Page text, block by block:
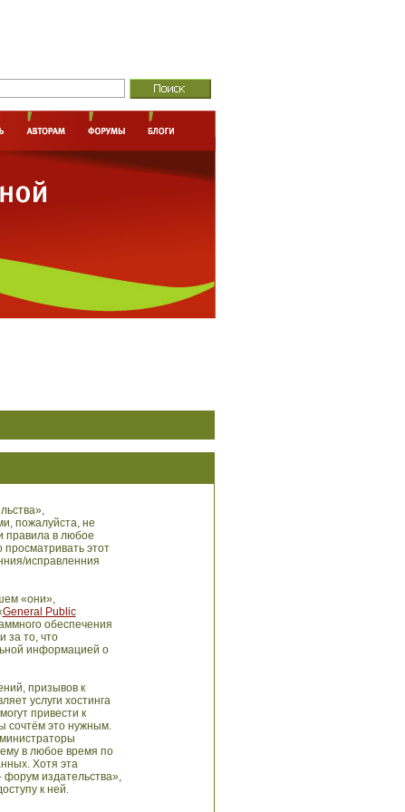
пожалуйста, не
правила в любое
этот
исправленния
«они»,
General Public
обеспечения
за то, что
информацией о
призывов к
услуги хостинга
привести к
сочтём это нужным.
в любое время по
Хотя эта
издательства»,
к ней.